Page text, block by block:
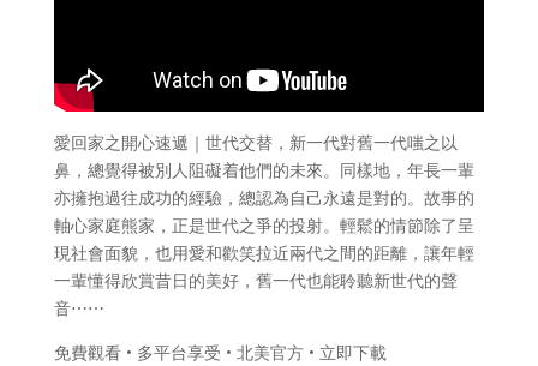
愛回家之開心速遞｜世代交替，新一代對舊一代嗤之以
鼻，總覺得被別人阻礙着他們的未來。同樣地，年長一輩
亦擁抱過往成功的經驗，總認為自己永遠是對的。故事的
軸心家庭熊家，正是世代之爭的投射。輕鬆的情節除了呈
現社會面貌，也用愛和歡笑拉近兩代之間的距離，讓年輕
一輩懂得欣賞昔日的美好，舊一代也能聆聽新世代的聲
音⋯⋯
免費觀看 • 多平台享受 • 北美官方 • 立即下載